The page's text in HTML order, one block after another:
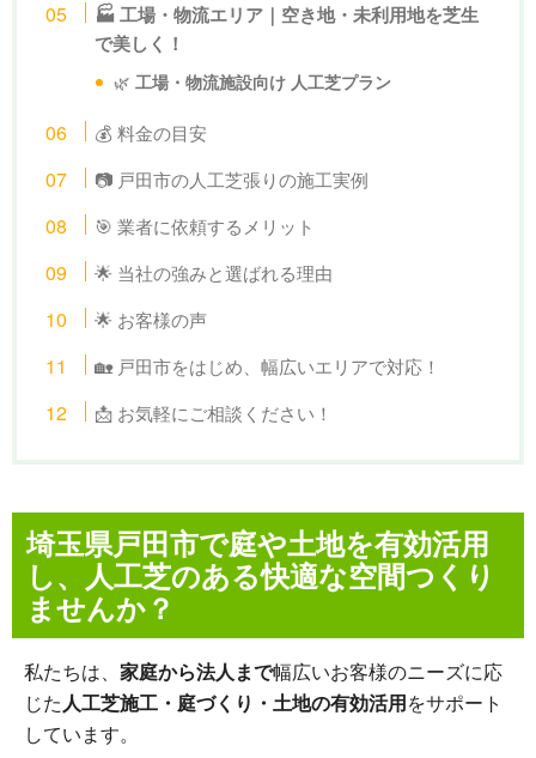
🏭 工場・物流エリア｜空き地・未利用地を芝生
で美しく！
🌿工場・物流施設向け 人工芝プラン
💰 料金の目安
📷 戸田市の人工芝張りの施工実例
🎯 業者に依頼するメリット
🌟 当社の強みと選ばれる理由
🌟 お客様の声
🏡 戸田市をはじめ、幅広いエリアで対応！
📩 お気軽にご相談ください！
埼玉県戸田市で庭や土地を有効活用
し、人工芝のある快適な空間つくり
ませんか？
私たちは、 家庭から法人まで幅広いお客様のニーズに応
じた人工芝施工・庭づくり・土地の有効活用をサポート
しています。